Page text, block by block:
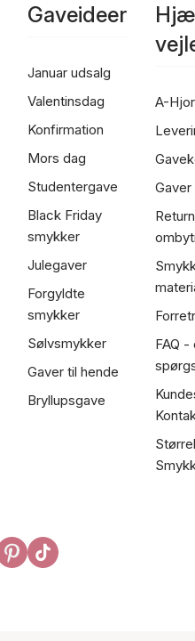
Gaveideer
Januar udsalg
Valentinsdag
Konfirmation
Mors dag
Studentergave
Black Friday
smykker
Julegaver
Forgyldte
smykker
Sølvsmykker
Gaver til hende
Bryllupsgave
A-
FAQ